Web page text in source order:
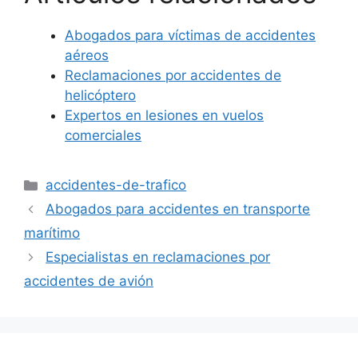
Abogados para víctimas de accidentes
aéreos
Reclamaciones por accidentes de
helicóptero
Expertos en lesiones en vuelos
comerciales
Categorías
accidentes-de-trafico
Abogados para accidentes en transporte
marítimo
Especialistas en reclamaciones por
accidentes de avión